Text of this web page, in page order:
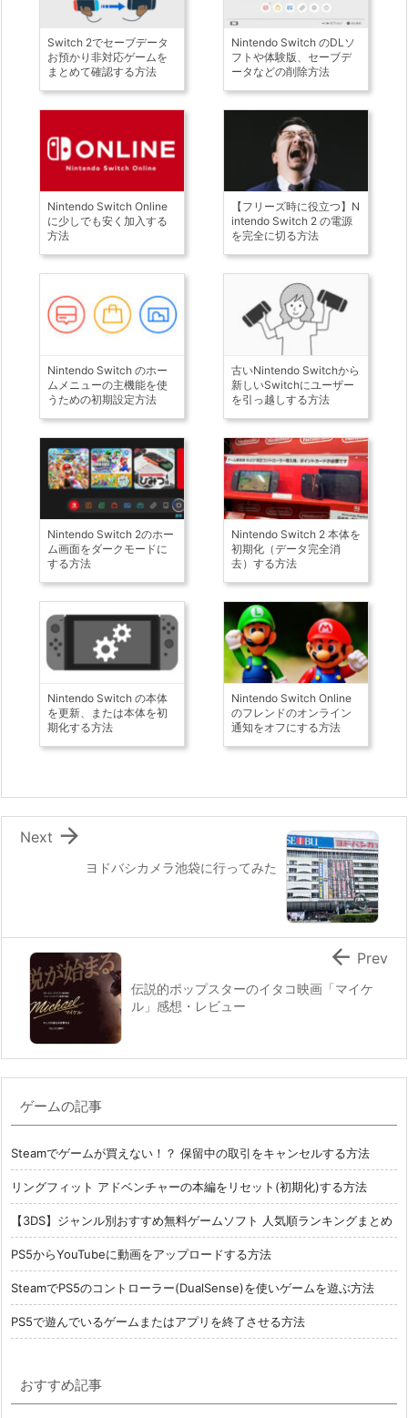
Switch 2でセーブデータ
お預かり非対応ゲームを
まとめて確認する方法
Nintendo Switch のDLソ
フトや体験版、セーブデ
ータなどの削除方法
Nintendo Switch Online
に少しでも安く加入する
方法
【フリーズ時に役立つ】N
intendo Switch 2 の電源
を完全に切る方法
Nintendo Switch のホー
ムメニューの主機能を使
うための初期設定方法
古いNintendo Switchから
新しいSwitchにユーザー
を引っ越しする方法
Nintendo Switch 2のホー
ム画面をダークモードに
する方法
Nintendo Switch 2 本体を
初期化（データ完全消
去）する方法
Nintendo Switch の本体
を更新、または本体を初
期化する方法
Nintendo Switch Online
のフレンドのオンライン
通知をオフにする方法
ヨドバシカメラ池袋に行ってみた

Next
伝説的ポップスターのイタコ映画「マイケ
ル」感想・レビュー
 Prev
ゲームの記事
Steamでゲームが買えない！？ 保留中の取引をキャンセルする方法
リングフィット アドベンチャーの本編をリセット(初期化)する方法
【3DS】ジャンル別おすすめ無料ゲームソフト 人気順ランキングまとめ
PS5からYouTubeに動画をアップロードする方法
SteamでPS5のコントローラー(DualSense)を使いゲームを遊ぶ方法
PS5で遊んでいるゲームまたはアプリを終了させる方法
おすすめ記事